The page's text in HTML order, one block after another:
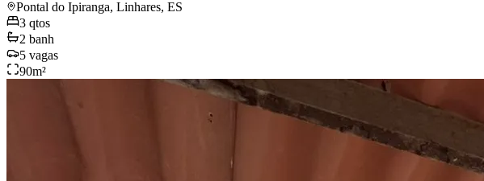
Pontal do Ipiranga, Linhares, ES
3 qtos
2 banh
5 vagas
90m²